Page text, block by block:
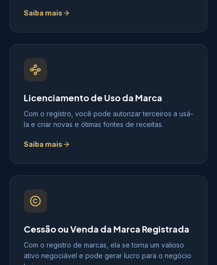
Saiba mais
Licenciamento de Uso da Marca
Com o registro, você pode autorizar terceiros a usá-
la e criar novas e ótimas fontes de receitas.
Saiba mais
Cessão ou Venda da Marca Registrada
Com o registro de marcas, ela se torna um valioso
ativo negociável e pode gerar lucro para o negócio